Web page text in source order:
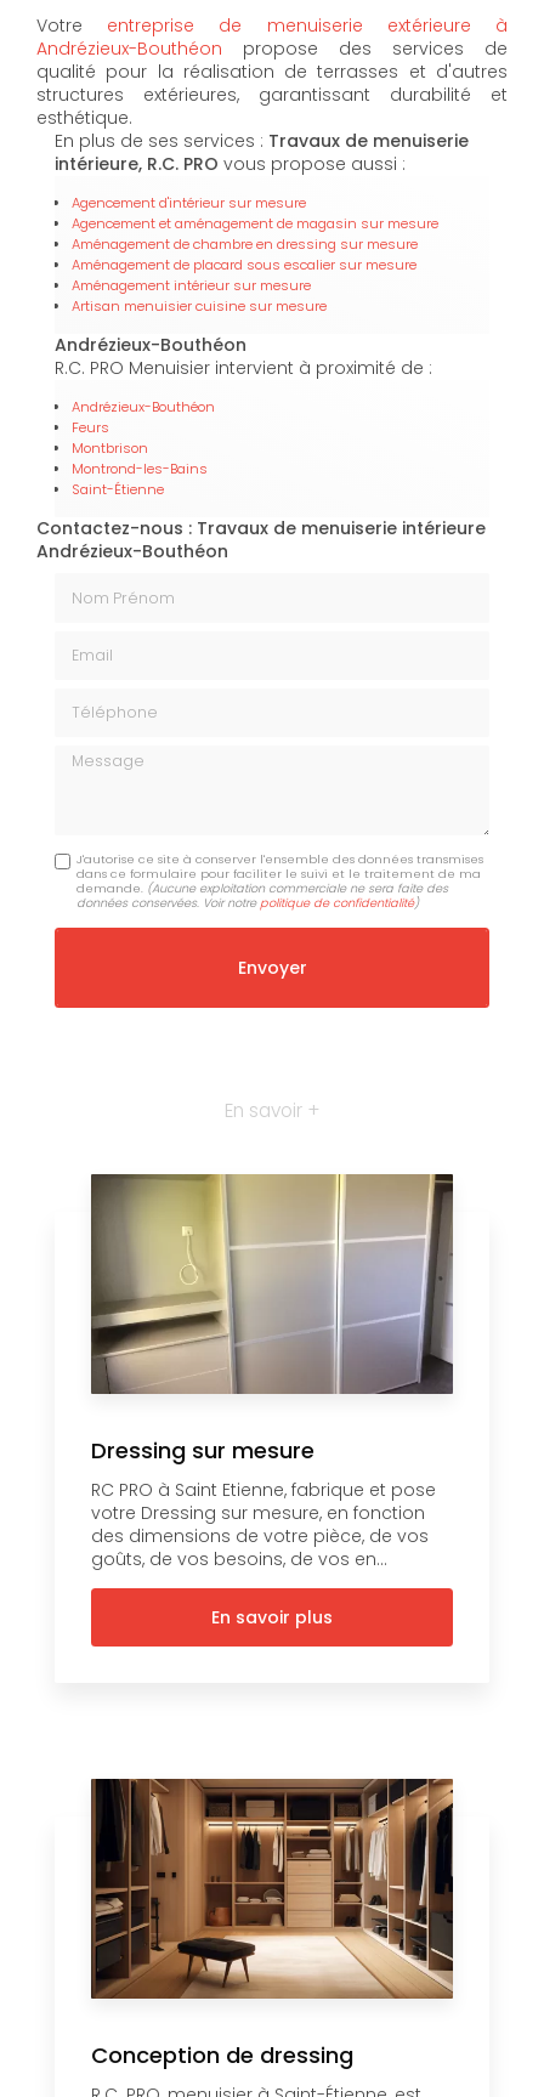
Votre entreprise de menuiserie extérieure à
Andrézieux-Bouthéon propose des services de
qualité pour la réalisation de terrasses et d'autres
structures extérieures, garantissant durabilité et
esthétique.
En plus de ses services : Travaux de menuiserie
intérieure, R.C. PRO vous propose aussi :
Agencement d'intérieur sur mesure
Agencement et aménagement de magasin sur mesure
Aménagement de chambre en dressing sur mesure
Aménagement de placard sous escalier sur mesure
Aménagement intérieur sur mesure
Artisan menuisier cuisine sur mesure
Andrézieux-Bouthéon
R.C. PRO Menuisier intervient à proximité de :
Andrézieux-Bouthéon
Feurs
Montbrison
Montrond-les-Bains
Saint-Étienne
Contactez-nous : Travaux de menuiserie intérieure
Andrézieux-Bouthéon
Message
J'autorise ce site à conserver l'ensemble des données transmises
dans ce formulaire pour faciliter le suivi et le traitement de ma
demande. (Aucune exploitation commerciale ne sera faite des
données conservées. Voir notre politique de confidentialité)
En savoir +
Dressing sur mesure
RC PRO à Saint Etienne, fabrique et pose
votre Dressing sur mesure, en fonction
des dimensions de votre pièce, de vos
goûts, de vos besoins, de vos en...
En savoir plus
Conception de dressing